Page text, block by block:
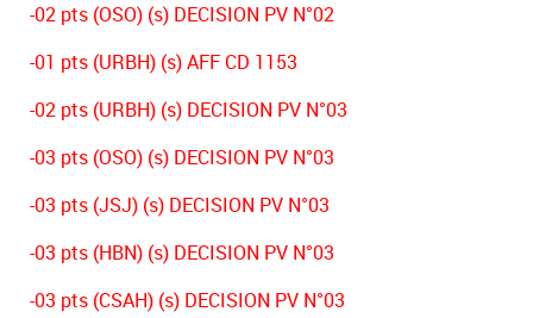
-02 pts (OSO) (s) DECISION PV N°02
-01 pts (URBH) (s) AFF CD 1153
-02 pts (URBH) (s) DECISION PV N°03
-03 pts (OSO) (s) DECISION PV N°03
-03 pts (JSJ) (s) DECISION PV N°03
-03 pts (HBN) (s) DECISION PV N°03
-03 pts (CSAH) (s) DECISION PV N°03